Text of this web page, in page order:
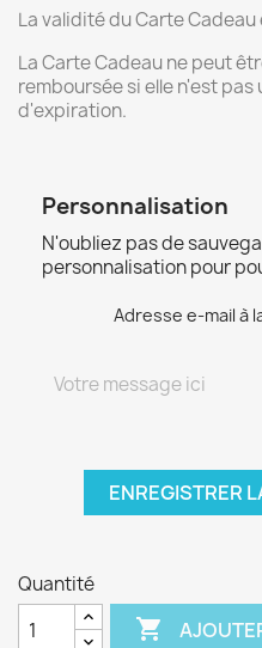
La validité du Carte
La Carte Cadeau ne peut
remboursée si elle n'est
d'expiration.
Personnalisation
N'oubliez pas de
personnalisation pour
Adresse e-mail à
ENREGISTRER
Quantité
